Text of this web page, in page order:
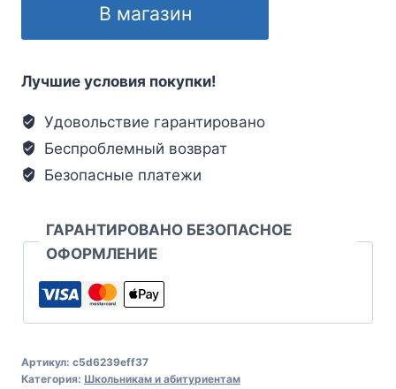
В магазин
Лучшие условия покупки!
Удовольствие гарантировано
Беспроблемный возврат
Безопасные платежи
ГАРАНТИРОВАНО БЕЗОПАСНОЕ
ОФОРМЛЕНИЕ
Артикул: c5d6239eff37
Категория: Школьникам и абитуриентам